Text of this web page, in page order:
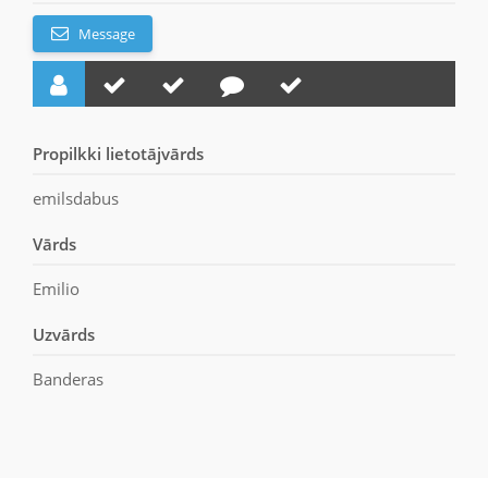
Message
Propilkki lietotājvārds
emilsdabus
Vārds
Emilio
Uzvārds
Banderas